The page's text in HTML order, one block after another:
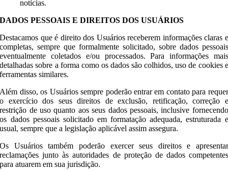
notícias.
DADOS PESSOAIS E DIREITOS DOS USUÁRIOS
Destacamos que é direito dos Usuários receberem informações claras e
completas, sempre que formalmente solicitado, sobre dados pessoais
eventualmente coletados e/ou processados. Para informações mais
detalhadas sobre a forma como os dados são colhidos, uso de cookies e
ferramentas similares.
Além disso, os Usuários sempre poderão entrar em contato para requer
o exercício dos seus direitos de exclusão, retificação, correção e
restrição de uso quanto aos seus dados pessoais, inclusive fornecendo
os dados pessoais solicitado em formatação adequada, estruturada e
usual, sempre que a legislação aplicável assim assegura.
Os Usuários também poderão exercer seus direitos e apresentar
reclamações junto às autoridades de proteção de dados competentes
para atuarem em sua jurisdição.